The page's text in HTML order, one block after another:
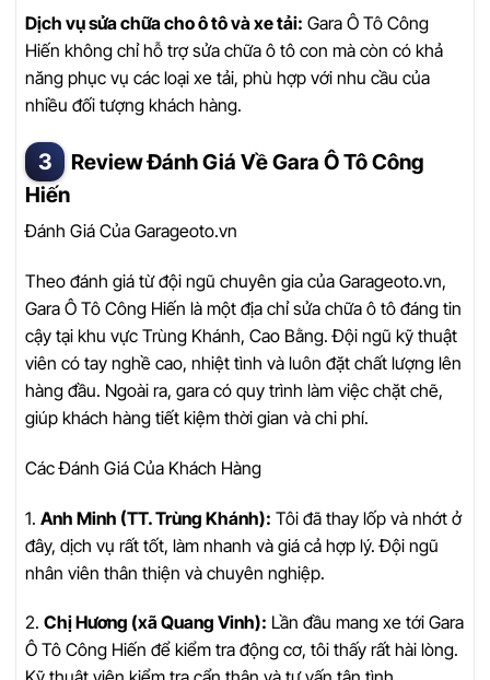
Dịch vụ sửa chữa cho ô tô và xe tải: Gara Ô Tô Công
Hiến không chỉ hỗ trợ sửa chữa ô tô con mà còn có khả
năng phục vụ các loại xe tải, phù hợp với nhu cầu của
nhiều đối tượng khách hàng.
Review Đánh Giá Về Gara Ô Tô Công
Hiến
Đánh Giá Của Garageoto.vn
Theo đánh giá từ đội ngũ chuyên gia của Garageoto.vn,
Gara Ô Tô Công Hiến là một địa chỉ sửa chữa ô tô đáng tin
cậy tại khu vực Trùng Khánh, Cao Bằng. Đội ngũ kỹ thuật
viên có tay nghề cao, nhiệt tình và luôn đặt chất lượng lên
hàng đầu. Ngoài ra, gara có quy trình làm việc chặt chẽ,
giúp khách hàng tiết kiệm thời gian và chi phí.
Các Đánh Giá Của Khách Hàng
1. Anh Minh (TT. Trùng Khánh): Tôi đã thay lốp và nhớt ở
đây, dịch vụ rất tốt, làm nhanh và giá cả hợp lý. Đội ngũ
nhân viên thân thiện và chuyên nghiệp.
2. Chị Hương (xã Quang Vinh): Lần đầu mang xe tới Gara
Ô Tô Công Hiến để kiểm tra động cơ, tôi thấy rất hài lòng.